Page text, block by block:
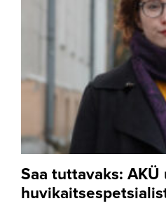
Saa tuttavaks: AKÜ